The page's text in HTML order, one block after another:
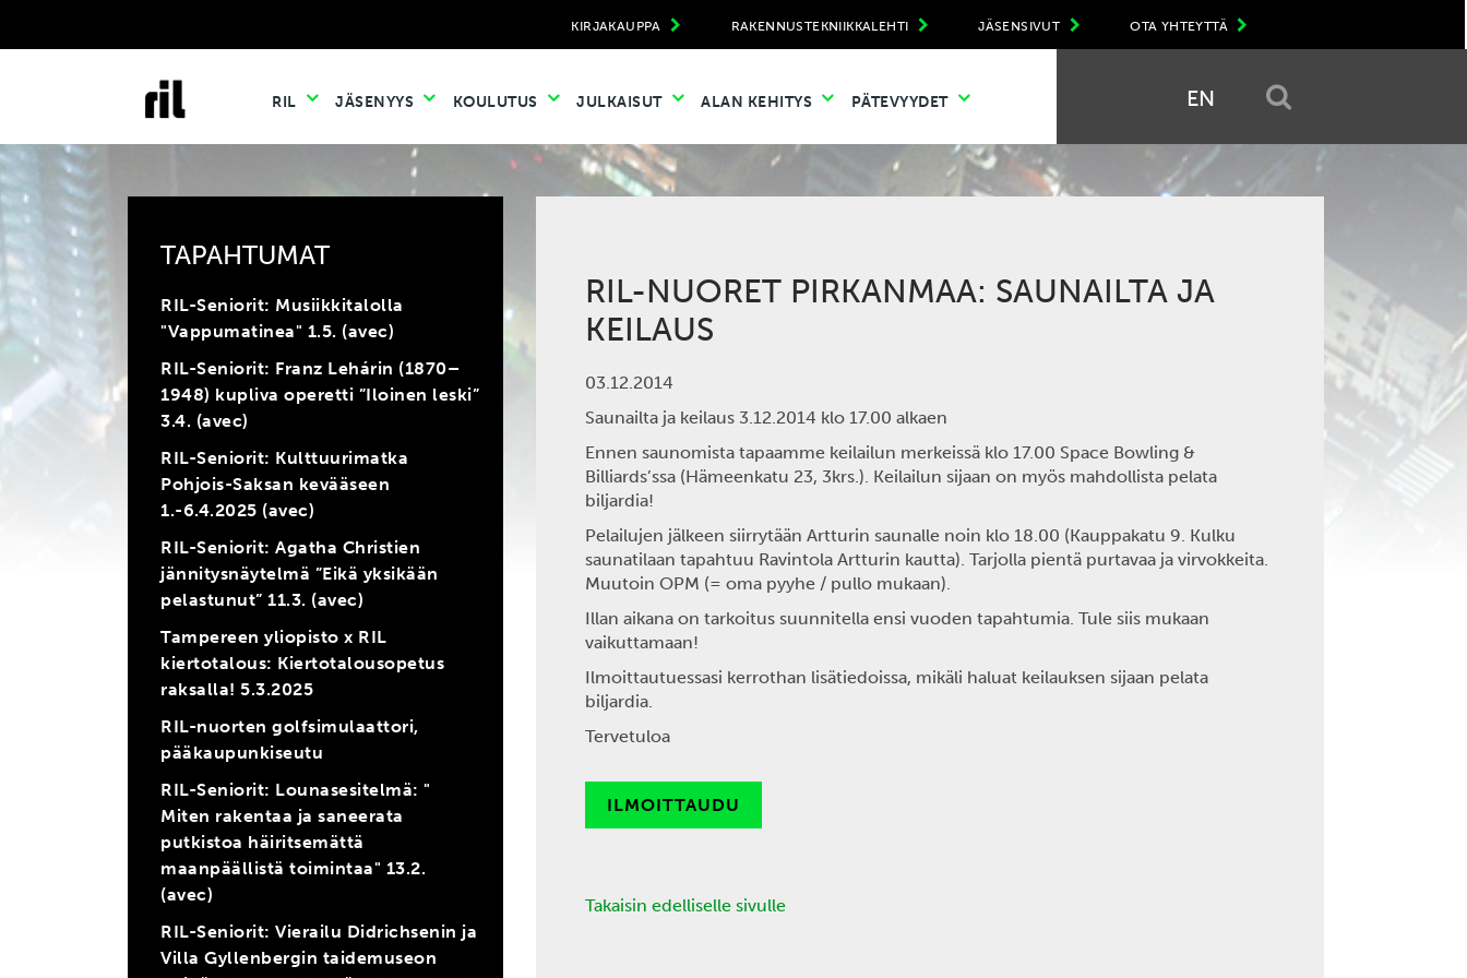
OTA YHTEYTTÄ
JÄSENSIVUT
RAKENNUSTEKNIIKKALEHTI
KIRJAKAUPPA
RIL JÄSENYYS KOULUTUS JULKAISUT ALAN KEHITYS PÄTEVYYDET EN
TAPAHTUMAT
RIL-Seniorit: Musiikkitalolla
"Vappumatinea" 1.5. (avec)
RIL-Seniorit: Franz Lehárin (1870–
1948) kupliva operetti ”Iloinen leski”
3.4. (avec)
RIL-Seniorit: Kulttuurimatka
Pohjois-Saksan kevääseen
1.-6.4.2025 (avec)
RIL-Seniorit: Agatha Christien
jännitysnäytelmä ”Eikä yksikään
pelastunut” 11.3. (avec)
Tampereen yliopisto x RIL
kiertotalous: Kiertotalousopetus
raksalla! 5.3.2025
RIL-nuorten golfsimulaattori,
pääkaupunkiseutu
RIL-Seniorit: Lounasesitelmä: "
Miten rakentaa ja saneerata
putkistoa häiritsemättä
maanpäällistä toimintaa" 13.2.
(avec)
RIL-Seniorit: Vierailu Didrichsenin ja
Villa Gyllenbergin taidemuseon
RIL-NUORET PIRKANMAA: SAUNAILTA JA
KEILAUS
03.12.2014
Saunailta ja keilaus 3.12.2014 klo 17.00 alkaen
Ennen saunomista tapaamme keilailun merkeissä klo 17.00 Space Bowling &
Billiards’ssa (Hämeenkatu 23, 3krs.). Keilailun sijaan on myös mahdollista pelata
biljardia!
Pelailujen jälkeen siirrytään Artturin saunalle noin klo 18.00 (Kauppakatu 9. Kulku
saunatilaan tapahtuu Ravintola Artturin kautta). Tarjolla pientä purtavaa ja virvokkeita.
Muutoin OPM (= oma pyyhe / pullo mukaan).
Illan aikana on tarkoitus suunnitella ensi vuoden tapahtumia. Tule siis mukaan
vaikuttamaan!
Ilmoittautuessasi kerrothan lisätiedoissa, mikäli haluat keilauksen sijaan pelata
biljardia.
Tervetuloa
ILMOITTAUDU
Takaisin edelliselle sivulle